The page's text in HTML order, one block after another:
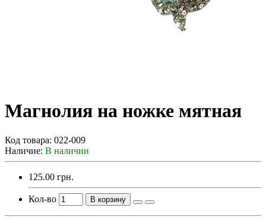
Магнолия на ножке мятная
Код товара: 022-009
Наличие: В наличии
125.00 грн.
Кол-во В корзину